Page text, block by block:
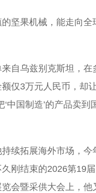
坚果机械，能走向全
自乌兹别克斯坦，在
仅3万元人民币，却
中国制造’的产品卖到
续拓展海外市场，今
刚结束的2026第19
会暨采供大会上，他